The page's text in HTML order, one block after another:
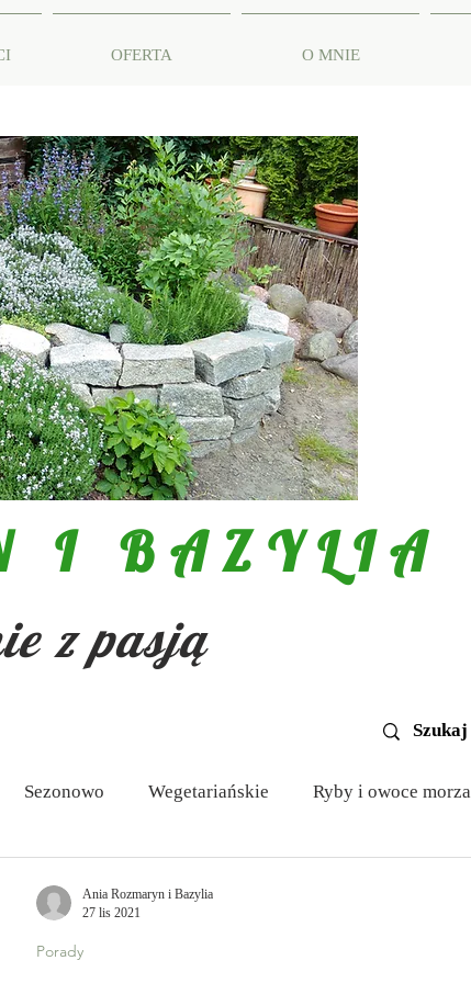
OFERTA O MNIE
I BAZYLIA
z pasją
Sezonowo Wegetariańskie Ryby i owoce morza
Porady
Ania Rozmaryn i Bazylia
27 lis 2021